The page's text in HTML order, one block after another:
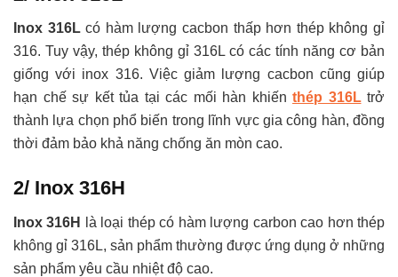
Inox 316Lcó hàm lượng cacbon thấp hơn thép không gỉ
316. Tuy vậy, thép không gỉ 316L có các tính năng cơ bản
giống với inox 316. Việc giảm lượng cacbon cũng giúp
hạn chế sự kết tủa tại các mối hàn khiến thép 316Ltrở
thành lựa chọn phổ biến trong lĩnh vực gia công hàn, đồng
thời đảm bảo khả năng chống ăn mòn cao.
2/ Inox 316H
Inox 316H
là loại thép có hàm lượng carbon cao hơn thép
không gỉ 316L, sản phẩm thường được ứng dụng ở những
sản phẩm yêu cầu nhiệt độ cao.